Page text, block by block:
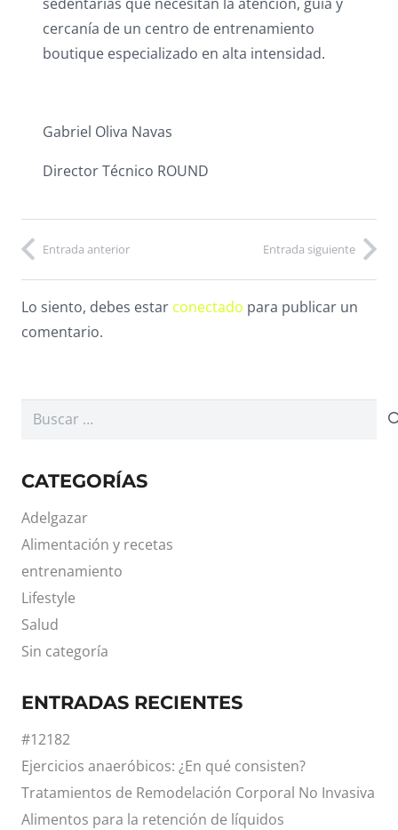
cercanía de un centro de entrenamiento
boutique especializado en alta intensidad.
Gabriel Oliva Navas
Director Técnico ROUND
Entrada anterior Entrada siguiente
Lo siento, debes estar conectado para publicar un
comentario.
Buscar:
CATEGORÍAS
Adelgazar
Alimentación y recetas
entrenamiento
Lifestyle
Salud
Sin categoría
ENTRADAS RECIENTES
#12182
Ejercicios anaeróbicos: ¿En qué consisten?
Tratamientos de Remodelación Corporal No Invasiva
Alimentos para la retención de líquidos